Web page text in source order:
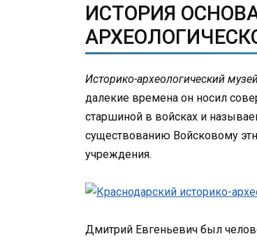
ИСТОРИЯ
Историко-археологический
далекие времена он носил
старшиной в войсках и
существованию Войсковому
учреждения.
Дмитрий Евгеньевич был